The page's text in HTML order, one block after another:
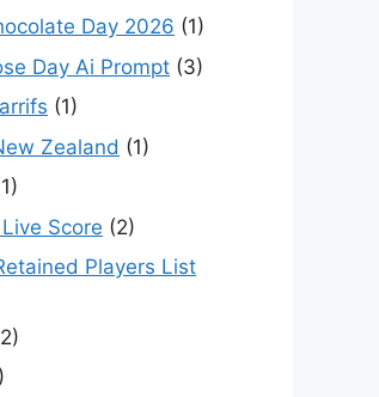
Day 2026 (1)
Day Ai Prompt (3)
(1)
Zealand (1)
Score (2)
Players List